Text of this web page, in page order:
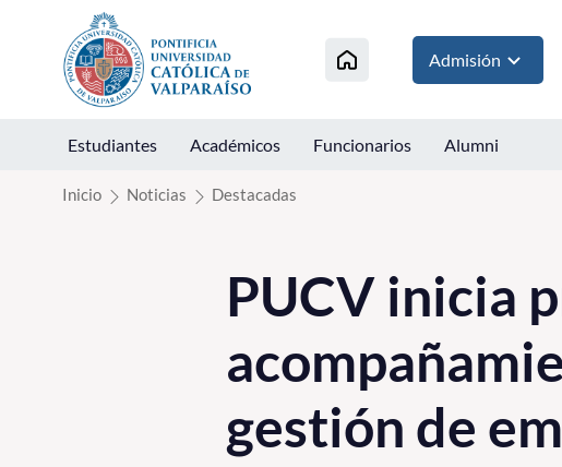
Click acá para ir directamente al contenido
Admisión
Estudiantes Académicos Funcionarios Alumni
Inicio Noticias Destacadas
PUCV inicia
gestión de